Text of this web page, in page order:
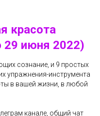
красота
29 июня 2022)
сознание, и 9 простых
упражнения-инструмента
в вашей жизни, в любой
канале, общий чат